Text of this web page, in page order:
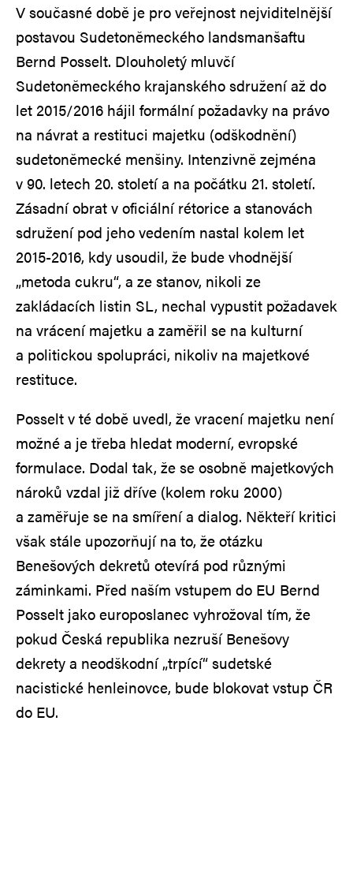
V současné době je pro veřejnost nejviditelnější
postavou Sudetoněmeckého landsmanšaftu
Bernd Posselt. Dlouholetý mluvčí
Sudetoněmeckého krajanského sdružení až do
let 2015/2016 hájil formální požadavky na právo
na návrat a restituci majetku (odškodnění)
sudetoněmecké menšiny. Intenzivně zejména
v 90. letech 20. století a na počátku 21. století.
Zásadní obrat v oficiální rétorice a stanovách
sdružení pod jeho vedením nastal kolem let
2015-2016, kdy usoudil, že bude vhodnější
„metoda cukru“, a ze stanov, nikoli ze
zakládacích listin SL, nechal vypustit požadavek
na vrácení majetku a zaměřil se na kulturní
a politickou spolupráci, nikoliv na majetkové
restituce.
Posselt v té době uvedl, že vracení majetku není
možné a je třeba hledat moderní, evropské
formulace. Dodal tak, že se osobně majetkových
nároků vzdal již dříve (kolem roku 2000)
a zaměřuje se na smíření a dialog. Někteří kritici
však stále upozorňují na to, že otázku
Benešových dekretů otevírá pod různými
záminkami. Před naším vstupem do EU Bernd
Posselt jako europoslanec vyhrožoval tím, že
pokud Česká republika nezruší Benešovy
dekrety a neodškodní „trpící“ sudetské
nacistické henleinovce, bude blokovat vstup ČR
do EU.